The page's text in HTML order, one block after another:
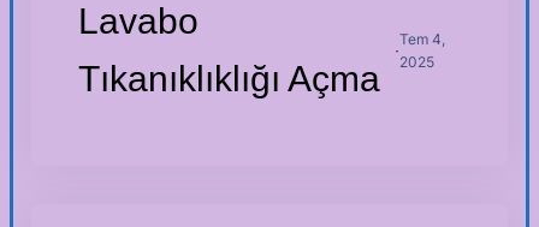
Lavabo
Tıkanıklıklığı Açma
·
Tem 4,
2025